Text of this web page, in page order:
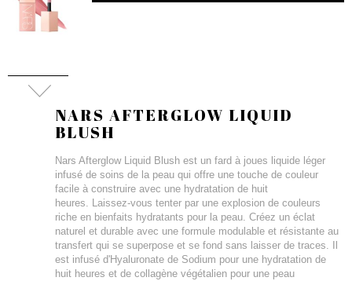
NARS AFTERGLOW LIQUID
BLUSH
Nars Afterglow Liquid Blush est un fard à joues liquide léger
infusé de soins de la peau qui offre une touche de couleur
facile à construire avec une hydratation de huit
heures. Laissez-vous tenter par une explosion de couleurs
riche en bienfaits hydratants pour la peau. Créez un éclat
naturel et durable avec une formule modulable et résistante au
transfert qui se superpose et se fond sans laisser de traces. Il
est infusé d'Hyaluronate de Sodium pour une hydratation de
huit heures et de collagène végétalien pour une peau